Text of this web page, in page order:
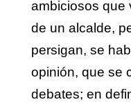
ambiciosos que
de un alcalde,
persigan, se
opinión, que se
debates; en